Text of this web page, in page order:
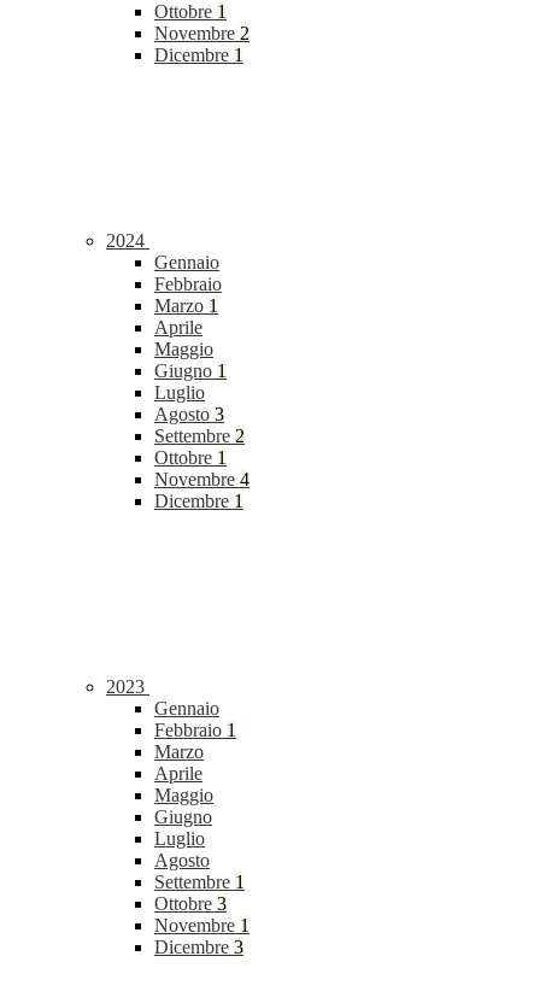
Ottobre 1
Novembre 2
Dicembre 1
2024
Gennaio
Febbraio
Marzo 1
Aprile
Maggio
Giugno 1
Luglio
Agosto 3
Settembre 2
Ottobre 1
Novembre 4
Dicembre 1
2023
Gennaio
Febbraio 1
Marzo
Aprile
Maggio
Giugno
Luglio
Agosto
Settembre 1
Ottobre 3
Novembre 1
Dicembre 3